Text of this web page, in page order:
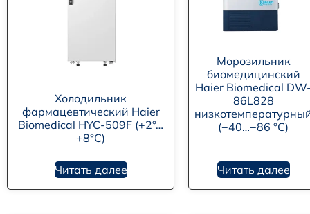
Холодильник
фармацевтический Haier
Biomedical HYC-509F (+2°…
+8°C)
Читать далее
Морозильник
биомедицинский
Haier Biomedical
86L828
(−40…−86 °C)
Читать далее